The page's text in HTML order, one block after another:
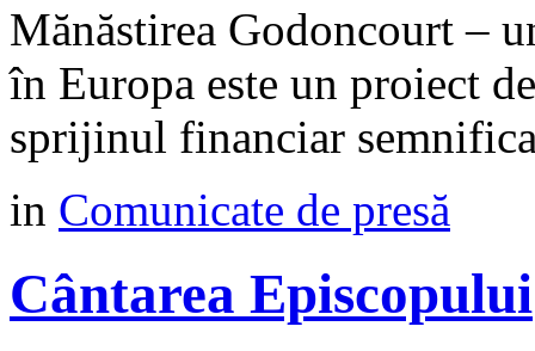
Mănăstirea Godoncourt –
în Europa este un proiect
sprijinul financiar
in Comunicate de presă
Cântarea Episcopului